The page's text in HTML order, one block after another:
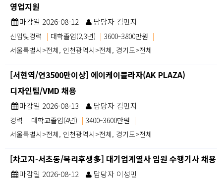
영업지원
마감일 2026-08-12 담당자 김민지
신입및경력 | 대학졸업(2,3년) | 3600~3800만원 |
서울특별시>전체, 인천광역시>전체, 경기도>전체
[서현역/연3500만이상] 에이케이플라자(AK PLAZA)
디자인팀/VMD 채용
마감일 2026-08-13 담당자 김민지
경력 | 대학교졸업(4년) | 3400~3600만원 |
서울특별시>전체, 인천광역시>전체, 경기도>전체
[차고지-서초동/복리후생多] 대기업계열사 임원 수행기사 채용
마감일 2026-08-12 담당자 이성민